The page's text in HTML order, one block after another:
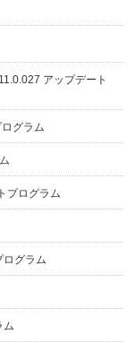
アップデート
グラム
プログラム
ログラム
ム